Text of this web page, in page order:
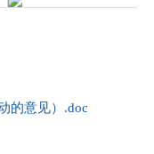
的意见）.doc